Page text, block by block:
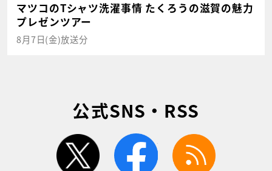
マツコのTシャツ洗濯事情 たくろうの滋賀の魅力
プレゼンツアー
8月7日(金)放送分
公式SNS・RSS
twitter facebook